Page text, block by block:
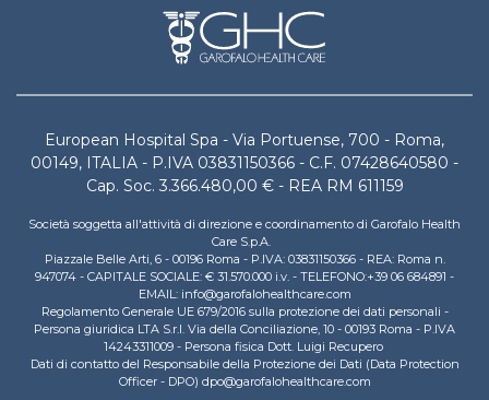
European Hospital Spa - Via Portuense, 700 - Roma,
00149, ITALIA - P.IVA 03831150366 - C.F. 07428640580 -
Cap. Soc. 3.366.480,00 € - REA RM 611159
Società soggetta all'attività di direzione e coordinamento di Garofalo Health
Care S.p.A.
Piazzale Belle Arti, 6 - 00196 Roma - P.IVA: 03831150366 - REA: Roma n.
947074 - CAPITALE SOCIALE: € 31.570.000 i.v. - TELEFONO:+39 06 684891 -
EMAIL: info@garofalohealthcare.com
Regolamento Generale UE 679/2016 sulla protezione dei dati personali -
Persona giuridica LTA S.r.l. Via della Conciliazione, 10 - 00193 Roma - P.IVA
14243311009 - Persona fisica Dott. Luigi Recupero
Dati di contatto del Responsabile della Protezione dei Dati (Data Protection
Officer - DPO) dpo@garofalohealthcare.com